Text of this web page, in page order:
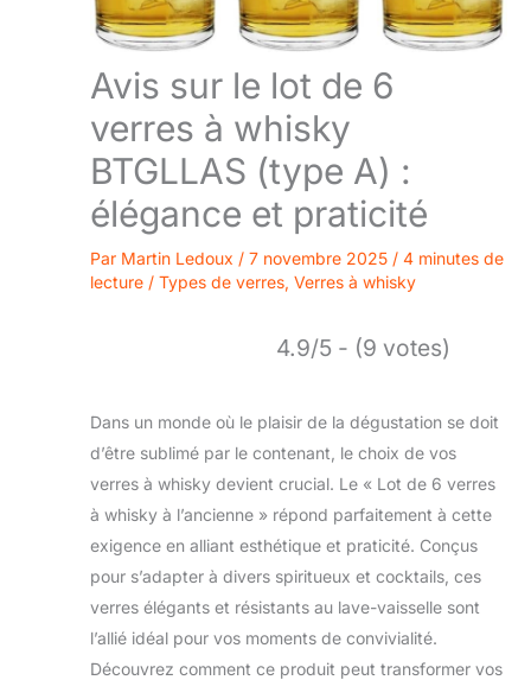
Avis sur le lot de 6
verres à whisky
BTGLLAS (type A) :
élégance et praticité
Par Martin Ledoux / 7 novembre 2025 / 4 minutes de
lecture / Types de verres, Verres à whisky
4.9/5 - (9 votes)
Dans un monde où le plaisir de la dégustation se doit
d’être sublimé par le contenant, le choix de vos
verres à whisky devient crucial. Le « Lot de 6 verres
à whisky à l’ancienne » répond parfaitement à cette
exigence en alliant esthétique et praticité. Conçus
pour s’adapter à divers spiritueux et cocktails, ces
verres élégants et résistants au lave-vaisselle sont
l’allié idéal pour vos moments de convivialité.
Découvrez comment ce produit peut transformer vos